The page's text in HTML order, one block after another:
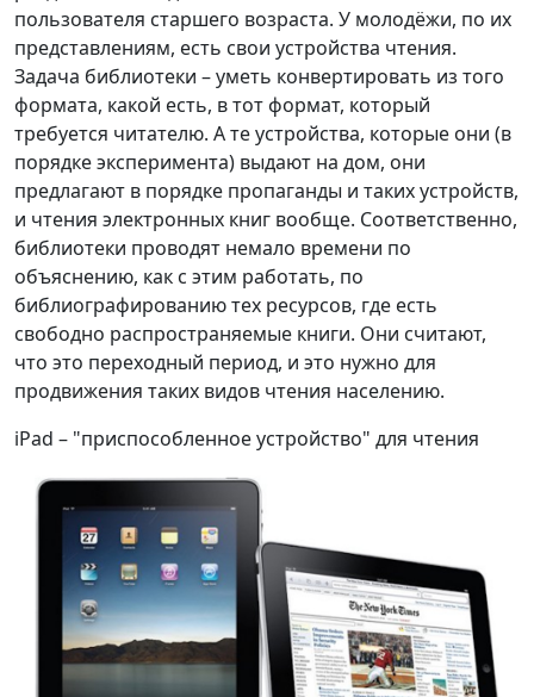
пользователя старшего возраста. У молодёжи, по их
представлениям, есть свои устройства чтения.
Задача библиотеки – уметь конвертировать из того
формата, какой есть, в тот формат, который
требуется читателю. А те устройства, которые они (в
порядке эксперимента) выдают на дом, они
предлагают в порядке пропаганды и таких устройств,
и чтения электронных книг вообще. Соответственно,
библиотеки проводят немало времени по
объяснению, как с этим работать, по
библиографированию тех ресурсов, где есть
свободно распространяемые книги. Они считают,
что это переходный период, и это нужно для
продвижения таких видов чтения населению.
iPad – "приспособленное устройство" для чтения